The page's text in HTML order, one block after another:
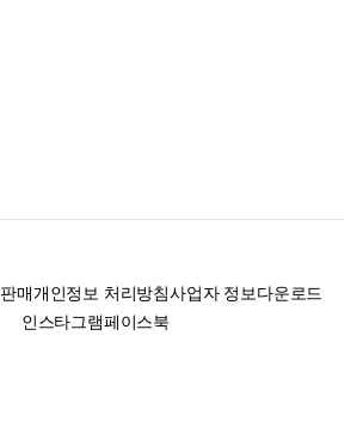
판매개인정보 처리방침사업자 정보다운로드
인스타그램페이스북